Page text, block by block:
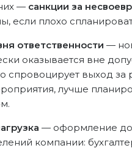
— санкции за
если плохо
ответственности —
оказывается вне
спровоцирует выход
лучше
— оформление
компании: